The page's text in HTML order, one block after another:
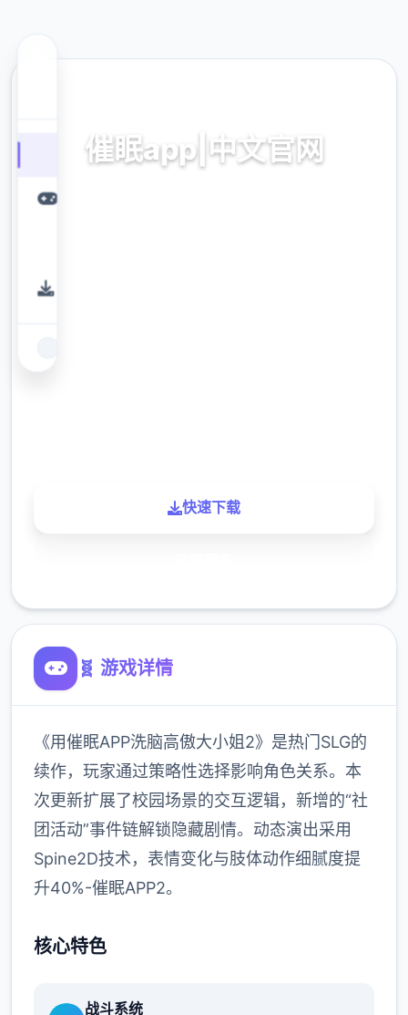
催眠app|中文官网
快速下载
🧬 游戏详情
《用催眠APP洗脑高傲大小姐2》是热门SLG的
续作，玩家通过策略性选择影响角色关系。本
次更新扩展了校园场景的交互逻辑，新增的“社
团活动”事件链解锁隐藏剧情。动态演出采用
Spine2D技术，表情变化与肢体动作细腻度提
升40%-催眠APP2。
核心特色
战斗系统